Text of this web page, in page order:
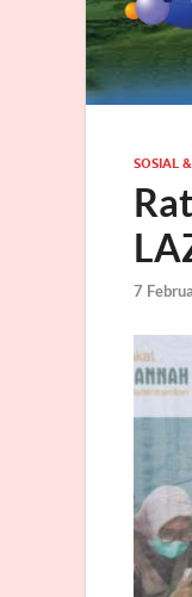
SOSIAL
7